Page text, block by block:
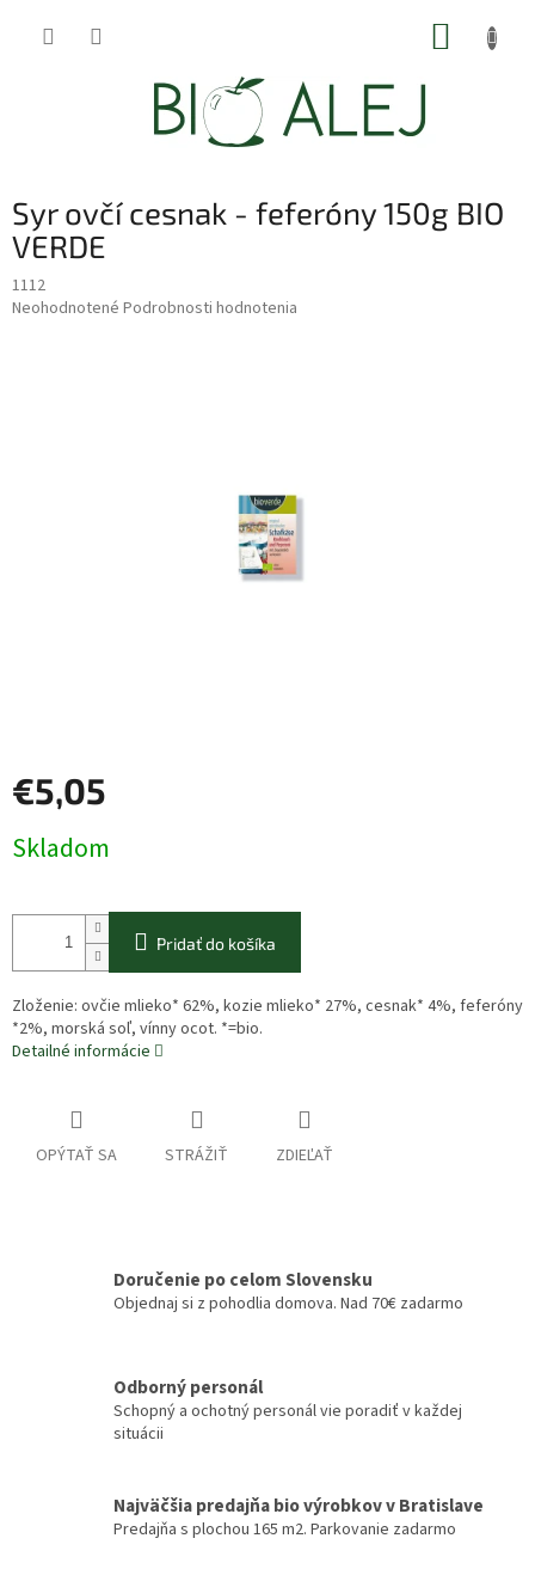
Syr ovčí cesnak - feferóny 150g BIO
VERDE
1112
Priemerné
Neohodnotené Podrobnosti hodnotenia
€5,05
cena:
Skladom
Pridať do košíka
Zloženie: ovčie mlieko* 62%, kozie mlieko* 27%, cesnak* 4%, feferóny
*2%, morská soľ, vínny ocot. *=bio.
Detailné informácie
OPÝTAŤ SA STRÁŽIŤ ZDIEĽAŤ
Doručenie po celom Slovensku
Objednaj si z pohodlia domova. Nad 70€ zadarmo
Odborný personál
Schopný a ochotný personál vie poradiť v každej
situácii
Najväčšia predajňa bio výrobkov v Bratislave
Predajňa s plochou 165 m2. Parkovanie zadarmo